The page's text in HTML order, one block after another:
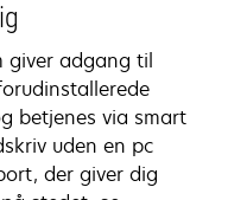
giver adgang til
betjenes via smart
uden en pc
der giver dig